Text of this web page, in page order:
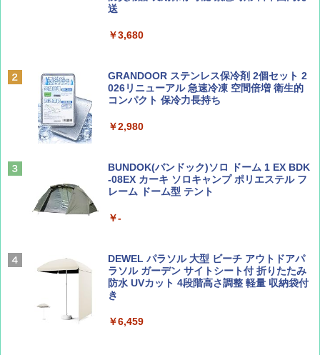
ディズニーファン ２０２６年 ９月号 [雑
山と溪谷 2026年8月号「南アルプス大全」
￥1,540
Coyote No.89 特集 星野道夫 夢見る旅
￥1,540
AIRLINE（エアライン）2026年9月号【特
集】ボーイング110周年を祝して！
￥1,760
地球の歩き方 スター・ウォーズ
￥2,695
A09 地球の歩き方 イタリア 2026～2027 地
A26 地球の歩き方 チェコ ポーランド スロヴ
パ
新しい日本地理 地図・統計・移動から読み
解く (講談社現代新書)
￥1,540
PYKES PEAK (パイクスピーク) 着替えテン
ーチ ピクニック ポップアップテント 携帯 簡
易 トイレテント (グレー)
テント ワンタッチ RENEW 幅200 2-3人用 43
500002(88859)
広げるだけ パッとサッとテント ブラックコ
ーティング フルクローズ メッシュ 3-4人用
簡単設置 ポップアップテント エクルベージ
ュ(BC仕様) PATC-150B(EB)
￥9,990
送
￥3,680
GRANDOOR ステンレス保冷剤 2個セット 2
026リニューアル 急速冷凍 空間倍増 衛生的
コンパクト 保冷力長持ち
￥2,980
BUNDOK(バンドック)ソロ ドーム 1 EX BDK
-08EX カーキ ソロキャンプ ポリエステル フ
レーム ドーム型 テント
￥-
DEWEL パラソル 大型 ビーチ アウトドアパ
ラソル ガーデン サイトシート付 折りたたみ
防水 UVカット 4段階高さ調整 軽量 収納袋付
き
￥6,459